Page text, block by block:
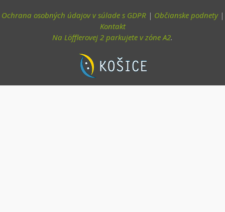
Ochrana osobných údajov v súlade s GDPR| Občianske podnety|
Kontakt
Na Löfflerovej 2 parkujete v zóne A2.